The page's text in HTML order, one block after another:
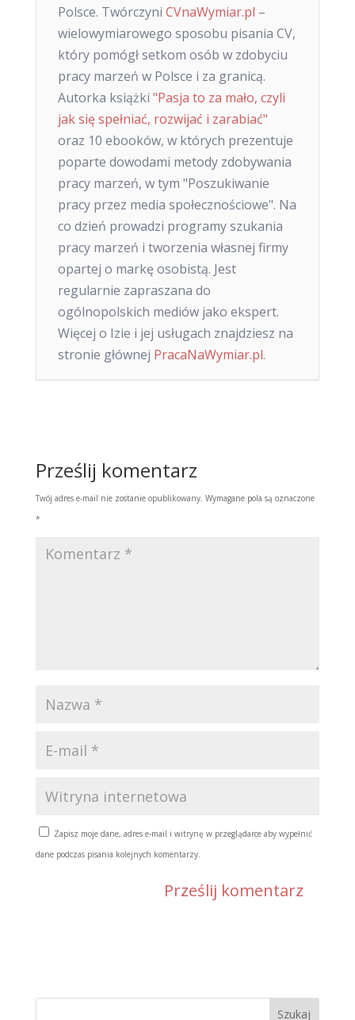
Polsce. Twórczyni CVnaWymiar.pl –
wielowymiarowego sposobu pisania CV,
który pomógł setkom osób w zdobyciu
pracy marzeń w Polsce i za granicą.
Autorka książki "Pasja to za mało, czyli
jak się spełniać, rozwijać i zarabiać"
oraz 10 ebooków, w których prezentuje
poparte dowodami metody zdobywania
pracy marzeń, w tym "Poszukiwanie
pracy przez media społecznościowe". Na
co dzień prowadzi programy szukania
pracy marzeń i tworzenia własnej firmy
opartej o markę osobistą. Jest
regularnie zapraszana do
ogólnopolskich mediów jako ekspert.
Więcej o Izie i jej usługach znajdziesz na
stronie głównej PracaNaWymiar.pl.
Prześlij komentarz
Twój adres e-mail nie zostanie opublikowany. Wymagane pola są oznaczone
*
Zapisz moje dane, adres e-mail i witrynę w przeglądarce aby wypełnić
dane podczas pisania kolejnych komentarzy.